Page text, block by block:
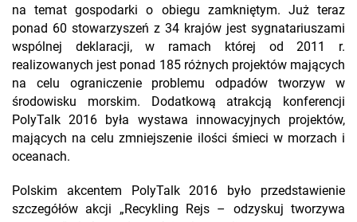
na temat gospodarki o obiegu zamkniętym. Już teraz
ponad 60 stowarzyszeń z 34 krajów jest sygnatariuszami
wspólnej deklaracji, w ramach której od 2011 r.
realizowanych jest ponad 185 różnych projektów mających
na celu ograniczenie problemu odpadów tworzyw w
środowisku morskim. Dodatkową atrakcją konferencji
PolyTalk 2016 była wystawa innowacyjnych projektów,
mających na celu zmniejszenie ilości śmieci w morzach i
oceanach.
Polskim akcentem PolyTalk 2016 było przedstawienie
szczegółów akcji „Recykling Rejs – odzyskuj tworzywa